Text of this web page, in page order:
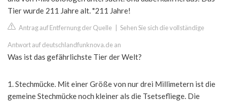
Tier wurde 211 Jahre alt. "211 Jahre!
Antrag auf Entfernung der Quelle Sehen Sie sich die vollständige
Antwort auf deutschlandfunknova.de an
Was ist das gefährlichste Tier der Welt?
1. Stechmücke. Mit einer Größe von nur drei Millimetern ist die
gemeine Stechmücke noch kleiner als die Tsetsefliege. Die